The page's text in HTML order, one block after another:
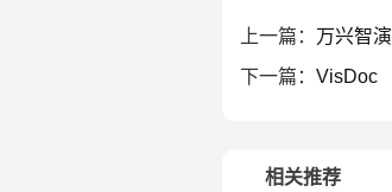
上一篇： 万兴智演
下一篇： VisDoc
相关推荐